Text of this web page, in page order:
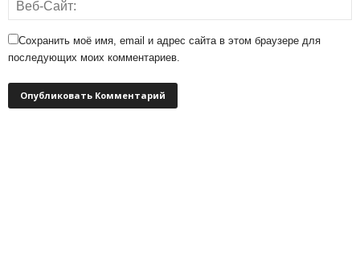
Сохранить моё имя, email и адрес сайта в этом браузере для
последующих моих комментариев.